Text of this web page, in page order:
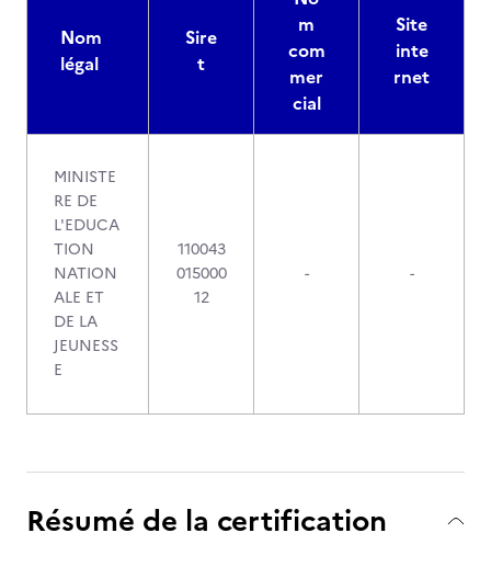
Nom
légal
Sire
t
m
com
mer
cial
Site
inte
rnet
MINISTE
RE DE
L'EDUCA
TION
NATION
ALE ET
DE LA
JEUNESS
E
110043
015000
12
- -
Résumé de la certification